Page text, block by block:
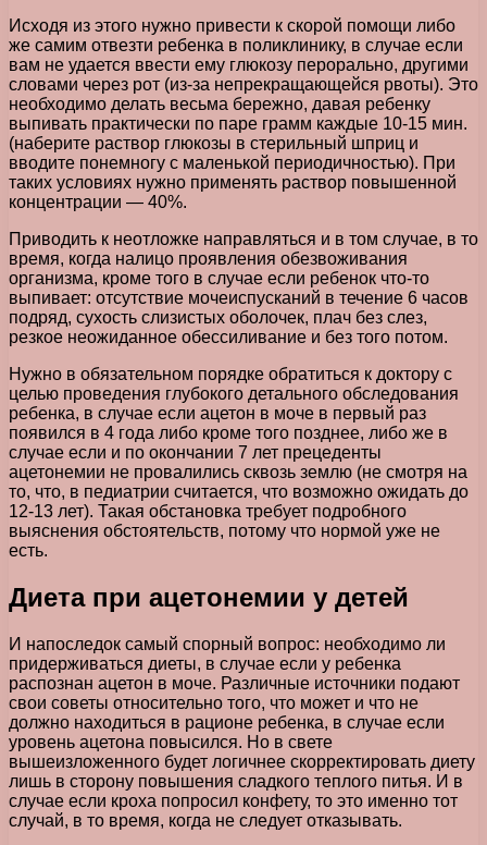
Исходя из этого нужно привести к скорой помощи либо
же самим отвезти ребенка в поликлинику, в случае если
вам не удается ввести ему глюкозу перорально, другими
словами через рот (из-за непрекращающейся рвоты). Это
необходимо делать весьма бережно, давая ребенку
выпивать практически по паре грамм каждые 10-15 мин.
(наберите раствор глюкозы в стерильный шприц и
вводите понемногу с маленькой периодичностью). При
таких условиях нужно применять раствор повышенной
концентрации — 40%.
Приводить к неотложке направляться и в том случае, в то
время, когда налицо проявления обезвоживания
организма, кроме того в случае если ребенок что-то
выпивает: отсутствие мочеиспусканий в течение 6 часов
подряд, сухость слизистых оболочек, плач без слез,
резкое неожиданное обессиливание и без того потом.
Нужно в обязательном порядке обратиться к доктору с
целью проведения глубокого детального обследования
ребенка, в случае если ацетон в моче в первый раз
появился в 4 года либо кроме того позднее, либо же в
случае если и по окончании 7 лет прецеденты
ацетонемии не провалились сквозь землю (не смотря на
то, что, в педиатрии считается, что возможно ожидать до
12-13 лет). Такая обстановка требует подробного
выяснения обстоятельств, потому что нормой уже не
есть.
Диета при ацетонемии у детей
И напоследок самый спорный вопрос: необходимо ли
придерживаться диеты, в случае если у ребенка
распознан ацетон в моче. Различные источники подают
свои советы относительно того, что может и что не
должно находиться в рационе ребенка, в случае если
уровень ацетона повысился. Но в свете
вышеизложенного будет логичнее скорректировать диету
лишь в сторону повышения сладкого теплого питья. И в
случае если кроха попросил конфету, то это именно тот
случай, в то время, когда не следует отказывать.